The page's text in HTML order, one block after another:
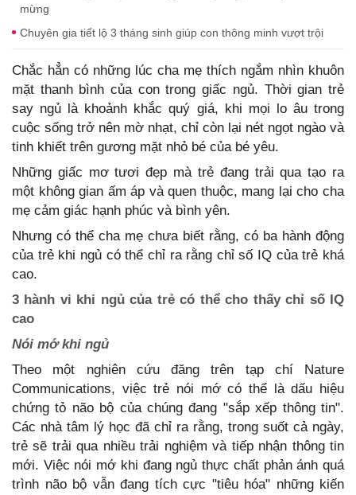
mừng
Chuyên gia tiết lộ 3 tháng sinh giúp con thông minh vượt trội
Chắc hẳn có những lúc cha mẹ thích ngắm nhìn khuôn
mặt thanh bình của con trong giấc ngủ. Thời gian trẻ
say ngủ là khoảnh khắc quý giá, khi mọi lo âu trong
cuộc sống trở nên mờ nhạt, chỉ còn lại nét ngọt ngào và
tinh khiết trên gương mặt nhỏ bé của bé yêu.
Những giấc mơ tươi đẹp mà trẻ đang trải qua tạo ra
một không gian ấm áp và quen thuộc, mang lại cho cha
mẹ cảm giác hạnh phúc và bình yên.
Nhưng có thể cha mẹ chưa biết rằng, có ba hành động
của trẻ khi ngủ có thể chỉ ra rằng chỉ số IQ của trẻ khá
cao.
3 hành vi khi ngủ của trẻ có thể cho thấy chỉ số IQ
cao
Nói mớ khi ngủ
Theo một nghiên cứu đăng trên tạp chí Nature
Communications, việc trẻ nói mớ có thể là dấu hiệu
chứng tỏ não bộ của chúng đang "sắp xếp thông tin".
Các nhà tâm lý học đã chỉ ra rằng, trong suốt cả ngày,
trẻ sẽ trải qua nhiều trải nghiệm và tiếp nhận thông tin
mới. Việc nói mớ khi đang ngủ thực chất phản ánh quá
trình não bộ vẫn đang tích cực "tiêu hóa" những kiến